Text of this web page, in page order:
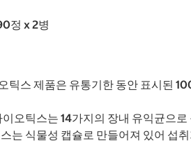
정 x 2병
틱스 제품은 유통기한 동안 표시된
오틱스는 14가지의 장내 유익균으
는 식물성 캡슐로 만들어져 있어 섭